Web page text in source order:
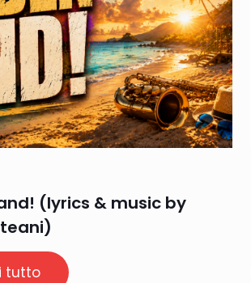
(lyrics & music by
tutto